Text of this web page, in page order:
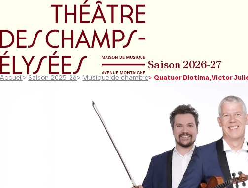
Aller au menu principal
Saison 2026-27
Accueil > Saison 2025-26> Musique de chambre> Quatuor Diotima, Victor